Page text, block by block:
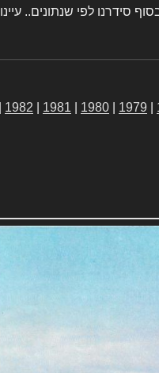
סידרנו לפי שנתונים..
1979
1980
1981
1982